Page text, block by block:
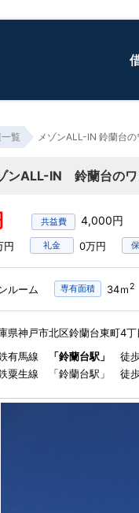
覧 メゾンALL-IN 鈴蘭台
ンALL-IN 鈴蘭台のワ
4,000円
円 礼金 0万円
ルーム 専有面積 34ｍ2
県神戸市北区鈴蘭台東町4
有馬線 「鈴蘭台駅」
徒
粟生線 「鈴蘭台駅」 徒